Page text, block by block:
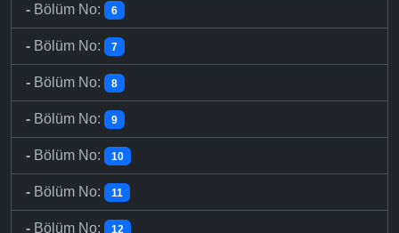
- Bölüm No: 6
- Bölüm No: 7
- Bölüm No: 8
- Bölüm No: 9
- Bölüm No: 10
- Bölüm No: 11
- Bölüm No: 12